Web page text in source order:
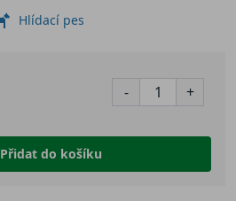
- +
Přidat do košíku
Hlídací pes